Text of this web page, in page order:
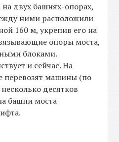
двух башнях-опорах,
ними расположили
160 м, укрепив его на
опоры моста,
блоками.
и сейчас. На
перевозят машины (по
десятков
башни моста